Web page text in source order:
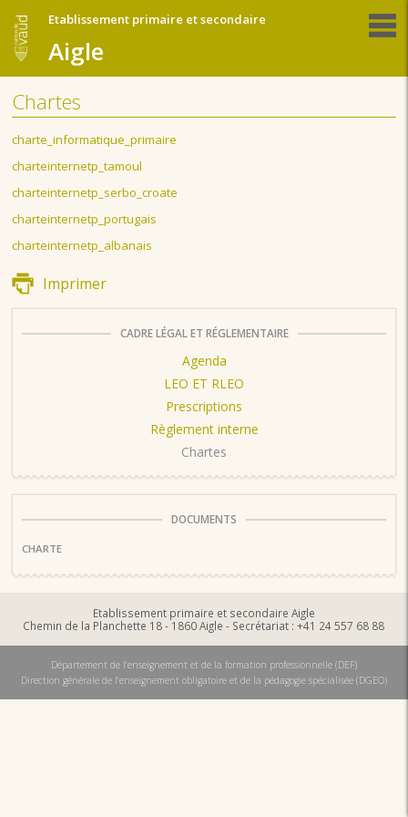
Etablissement primaire et secondaire
Aigle
Chartes
charte_informatique_primaire
charteinternetp_tamoul
charteinternetp_serbo_croate
charteinternetp_portugais
charteinternetp_albanais
Imprimer
CADRE LÉGAL ET RÉGLEMENTAIRE
Agenda
LEO ET RLEO
Prescriptions
Règlement interne
Chartes
DOCUMENTS
CHARTE
Etablissement primaire et secondaire Aigle
Chemin de la Planchette 18 - 1860 Aigle - Secrétariat : +41 24 557 68 88
Département de l'enseignement et de la formation professionnelle (DEF)
Direction générale de l'enseignement obligatoire et de la pédagogie spécialisée (DGEO)